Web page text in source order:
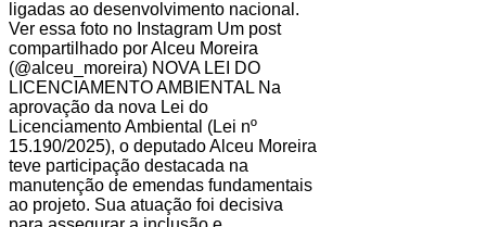
ligadas ao desenvolvimento nacional.
Ver essa foto no Instagram Um post
compartilhado por Alceu Moreira
(@alceu_moreira) NOVA LEI DO
LICENCIAMENTO AMBIENTAL Na
aprovação da nova Lei do
Licenciamento Ambiental (Lei nº
15.190/2025), o deputado Alceu Moreira
teve participação destacada na
manutenção de emendas fundamentais
ao projeto. Sua atuação foi decisiva